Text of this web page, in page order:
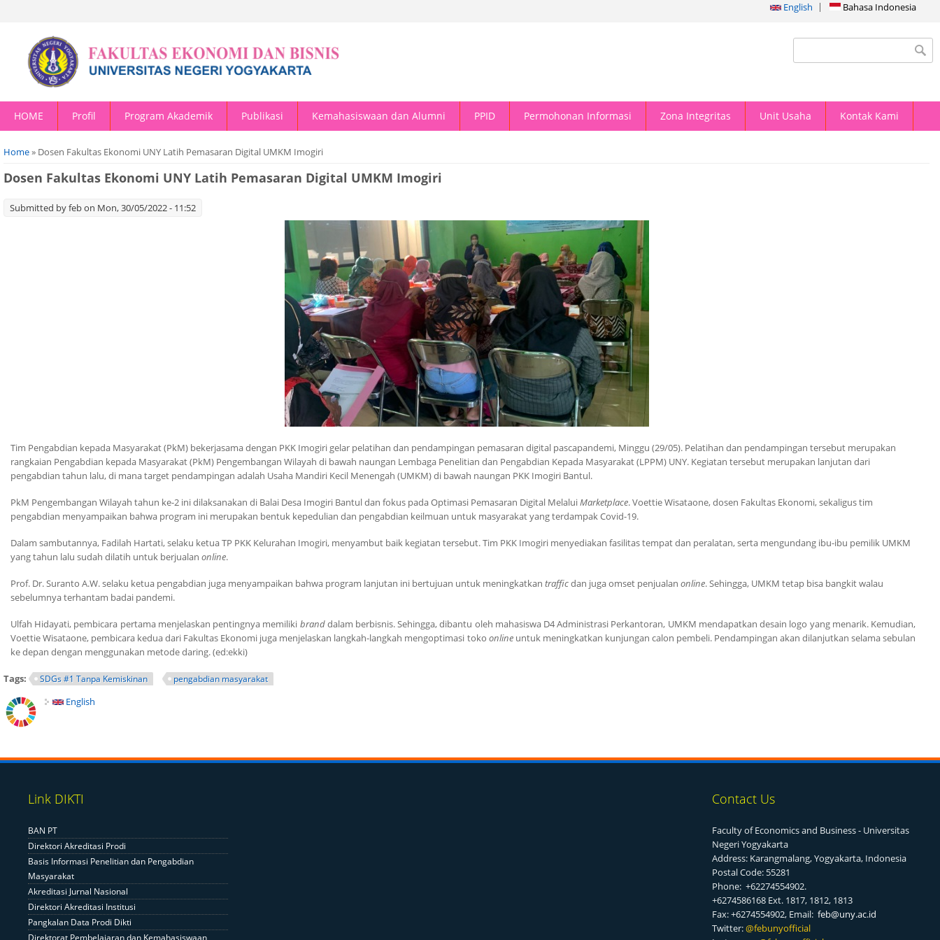
English Bahasa Indonesia
Search form
HOME Profil Program Akademik Publikasi Kemahasiswaan dan Alumni PPID Permohonan Informasi Zona Integritas Unit Usaha Kontak Kami
You are here
Home» Dosen Fakultas Ekonomi UNY Latih Pemasaran Digital UMKM Imogiri
Dosen Fakultas Ekonomi UNY Latih Pemasaran Digital UMKM Imogiri
Submitted byfebon Mon, 30/05/2022 - 11:52
Tim Pengabdian kepada Masyarakat (PkM) bekerjasama dengan PKK Imogiri gelar pelatihan dan pendampingan pemasaran digital pascapandemi, Minggu (29/05). Pelatihan dan pendampingan tersebut merupakan
rangkaian Pengabdian kepada Masyarakat (PkM) Pengembangan Wilayah di bawah naungan Lembaga Penelitian dan Pengabdian Kepada Masyarakat (LPPM) UNY. Kegiatan tersebut merupakan lanjutan dari
pengabdian tahun lalu, di mana target pendampingan adalah Usaha Mandiri Kecil Menengah (UMKM) di bawah naungan PKK Imogiri Bantul.
PkM Pengembangan Wilayah tahun ke-2 ini dilaksanakan di Balai Desa Imogiri Bantul dan fokus pada Optimasi Pemasaran Digital MelaluiMarketplace. Voettie Wisataone, dosen Fakultas Ekonomi, sekaligus tim
pengabdian menyampaikan bahwa program ini merupakan bentuk kepedulian dan pengabdian keilmuan untuk masyarakat yang terdampak Covid-19.
Dalam sambutannya, Fadilah Hartati, selaku ketua TP PKK Kelurahan Imogiri, menyambut baik kegiatan tersebut. Tim PKK Imogiri menyediakan fasilitas tempat dan peralatan, serta mengundang ibu-ibu pemilik UMKM
yang tahun lalu sudah dilatih untuk berjualan online.
Prof. Dr. Suranto A.W. selaku ketua pengabdian juga menyampaikan bahwa program lanjutan ini bertujuan untuk meningkatkan trafficdan juga omset penjualan online. Sehingga, UMKM tetap bisa bangkit walau
sebelumnya terhantam badai pandemi.
Ulfah Hidayati, pembicara pertama menjelaskan pentingnya memiliki branddalam berbisnis. Sehingga, dibantu oleh mahasiswa D4 Administrasi Perkantoran, UMKM mendapatkan desain logo yang menarik. Kemudian,
Voettie Wisataone, pembicara kedua dari Fakultas Ekonomi juga menjelaskan langkah-langkah mengoptimasi toko online untuk meningkatkan kunjungan calon pembeli. Pendampingan akan dilanjutkan selama sebulan
ke depan dengan menggunakan metode daring. (ed:ekki)
Tags: SDGs #1 Tanpa Kemiskinan pengabdian masyarakat
English
Link DIKTI
BAN PT
Direktori Akreditasi Prodi
Basis Informasi Penelitian dan Pengabdian
Masyarakat
Akreditasi Jurnal Nasional
Direktori Akreditasi Institusi
Pangkalan Data Prodi Dikti
Contact Us
Faculty of Economics and Business - Universitas
Negeri Yogyakarta
Address: Karangmalang, Yogyakarta, Indonesia
Postal Code: 55281
Phone: +62274554902.
+6274586168 Ext. 1817, 1812, 1813
Fax: +6274554902, Email: feb@uny.ac.id
Twitter:@febunyofficial